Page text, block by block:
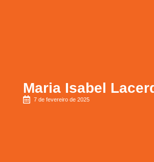
Maria Isabel
7 de fevereiro de 2025